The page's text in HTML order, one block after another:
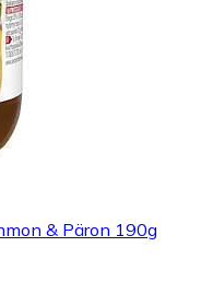
& Päron 190g